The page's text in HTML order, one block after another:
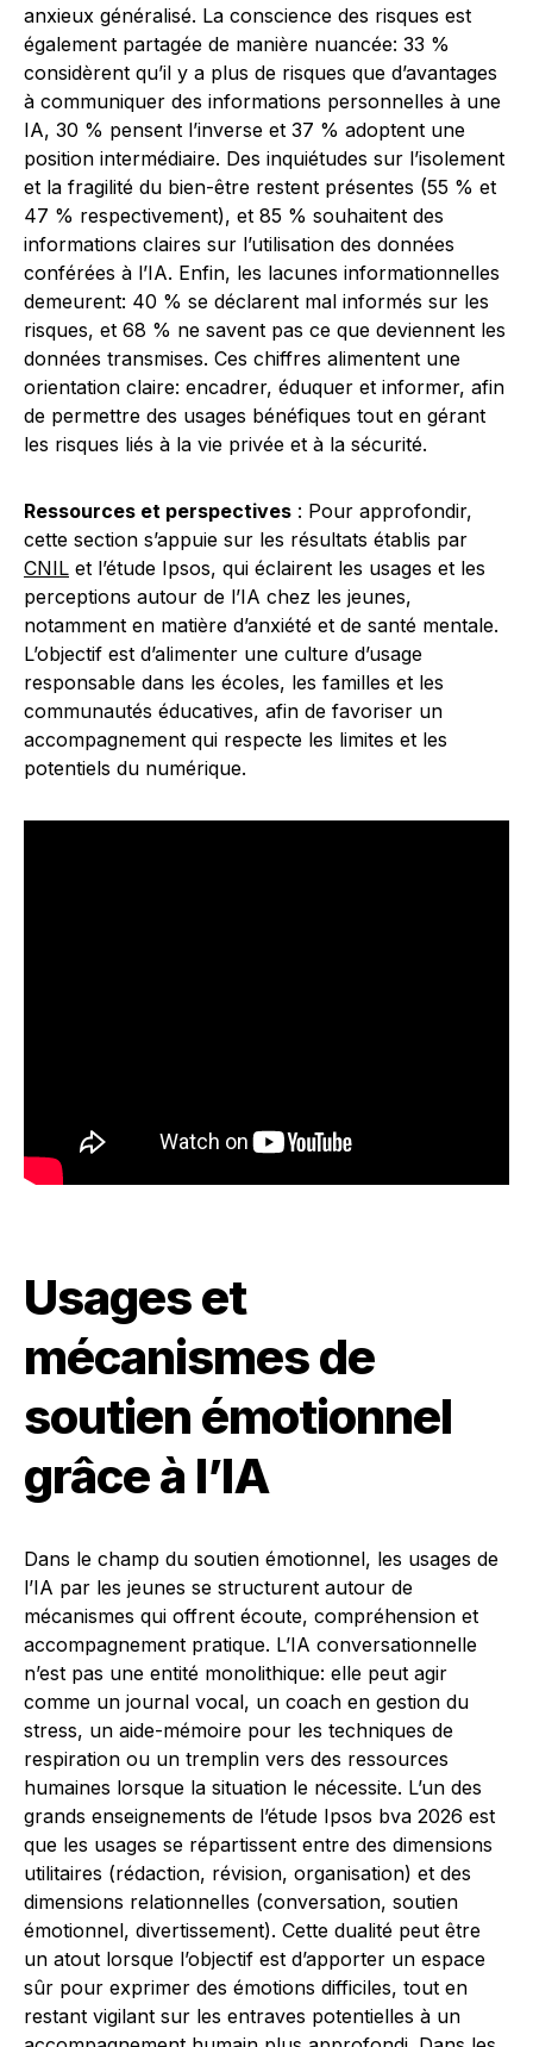
anxieux généralisé. La conscience des risques est
également partagée de manière nuancée: 33 %
considèrent qu’il y a plus de risques que d’avantages
à communiquer des informations personnelles à une
IA, 30 % pensent l’inverse et 37 % adoptent une
position intermédiaire. Des inquiétudes sur l’isolement
et la fragilité du bien-être restent présentes (55 % et
47 % respectivement), et 85 % souhaitent des
informations claires sur l’utilisation des données
conférées à l’IA. Enfin, les lacunes informationnelles
demeurent: 40 % se déclarent mal informés sur les
risques, et 68 % ne savent pas ce que deviennent les
données transmises. Ces chiffres alimentent une
orientation claire: encadrer, éduquer et informer, afin
de permettre des usages bénéfiques tout en gérant
les risques liés à la vie privée et à la sécurité.
Ressources et perspectives : Pour approfondir,
cette section s’appuie sur les résultats établis par
CNIL et l’étude Ipsos, qui éclairent les usages et les
perceptions autour de l’IA chez les jeunes,
notamment en matière d’anxiété et de santé mentale.
L’objectif est d’alimenter une culture d’usage
responsable dans les écoles, les familles et les
communautés éducatives, afin de favoriser un
accompagnement qui respecte les limites et les
potentiels du numérique.
Usages et
mécanismes de
soutien émotionnel
grâce à l’IA
Dans le champ du soutien émotionnel, les usages de
l’IA par les jeunes se structurent autour de
mécanismes qui offrent écoute, compréhension et
accompagnement pratique. L’IA conversationnelle
n’est pas une entité monolithique: elle peut agir
comme un journal vocal, un coach en gestion du
stress, un aide-mémoire pour les techniques de
respiration ou un tremplin vers des ressources
humaines lorsque la situation le nécessite. L’un des
grands enseignements de l’étude Ipsos bva 2026 est
que les usages se répartissent entre des dimensions
utilitaires (rédaction, révision, organisation) et des
dimensions relationnelles (conversation, soutien
émotionnel, divertissement). Cette dualité peut être
un atout lorsque l’objectif est d’apporter un espace
sûr pour exprimer des émotions difficiles, tout en
restant vigilant sur les entraves potentielles à un